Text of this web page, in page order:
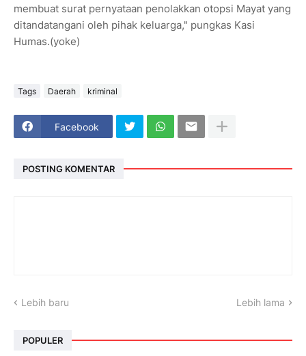
membuat surat pernyataan penolakkan otopsi Mayat yang
ditandatangani oleh pihak keluarga," pungkas Kasi
Humas.(yoke)
Tags Daerah kriminal
Facebook
POSTING KOMENTAR
Lebih baru Lebih lama
POPULER